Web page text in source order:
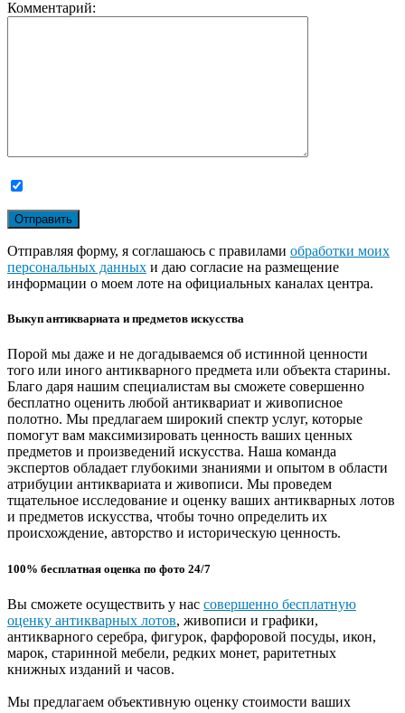
Комментарий:
Отправляя форму, я соглашаюсь с правилами обработки моих
персональных данных и даю согласие на размещение
информации о моем лоте на официальных каналах центра.
Выкуп антиквариата и предметов искусства
Порой мы даже и не догадываемся об истинной ценности
того или иного антикварного предмета или объекта старины.
Благо даря нашим специалистам вы сможете совершенно
бесплатно оценить любой антиквариат и живописное
полотно. Мы предлагаем широкий спектр услуг, которые
помогут вам максимизировать ценность ваших ценных
предметов и произведений искусства. Наша команда
экспертов обладает глубокими знаниями и опытом в области
атрибуции антиквариата и живописи. Мы проведем
тщательное исследование и оценку ваших антикварных лотов
и предметов искусства, чтобы точно определить их
происхождение, авторство и историческую ценность.
100% бесплатная оценка по фото 24/7
Вы сможете осуществить у нас совершенно бесплатную
оценку антикварных лотов, живописи и графики,
антикварного серебра, фигурок, фарфоровой посуды, икон,
марок, старинной мебели, редких монет, раритетных
книжных изданий и часов.
Мы предлагаем объективную оценку стоимости ваших